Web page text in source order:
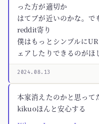
った方が適切か
はてブが近いのかな。で
reddit寄り
僕はもっとシンプルに
ェアしたりできるのがほ
2024.08.13
本家消えたのかと思って
kikuoほんと安心する